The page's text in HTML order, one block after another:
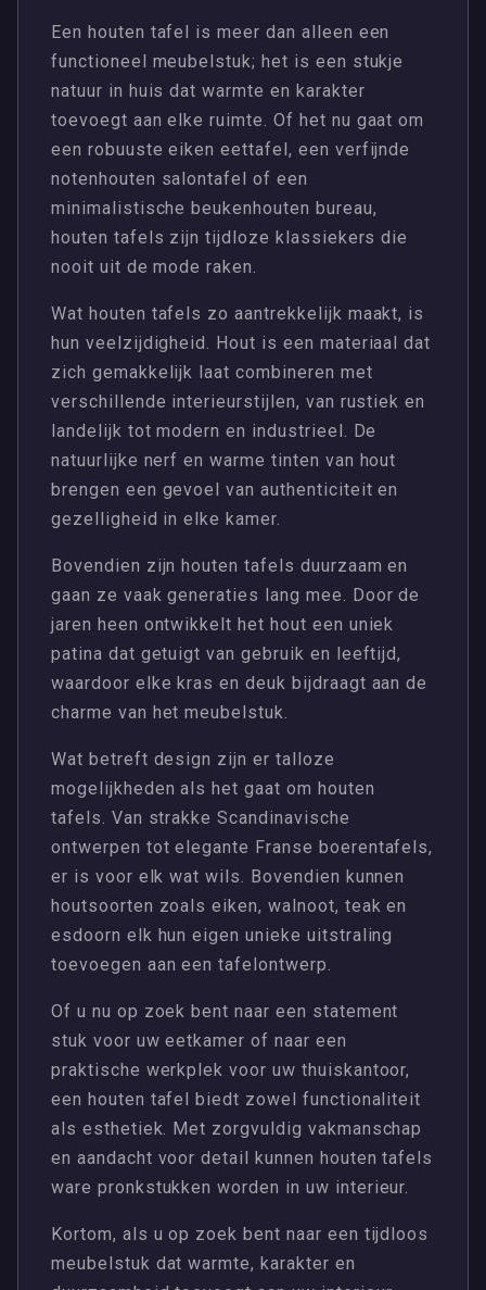
Een houten tafel is meer dan alleen een
functioneel meubelstuk; het is een stukje
natuur in huis dat warmte en karakter
toevoegt aan elke ruimte. Of het nu gaat om
een robuuste eiken eettafel, een verfijnde
notenhouten salontafel of een
minimalistische beukenhouten bureau,
houten tafels zijn tijdloze klassiekers die
nooit uit de mode raken.
Wat houten tafels zo aantrekkelijk maakt, is
hun veelzijdigheid. Hout is een materiaal dat
zich gemakkelijk laat combineren met
verschillende interieurstijlen, van rustiek en
landelijk tot modern en industrieel. De
natuurlijke nerf en warme tinten van hout
brengen een gevoel van authenticiteit en
gezelligheid in elke kamer.
Bovendien zijn houten tafels duurzaam en
gaan ze vaak generaties lang mee. Door de
jaren heen ontwikkelt het hout een uniek
patina dat getuigt van gebruik en leeftijd,
waardoor elke kras en deuk bijdraagt aan de
charme van het meubelstuk.
Wat betreft design zijn er talloze
mogelijkheden als het gaat om houten
tafels. Van strakke Scandinavische
ontwerpen tot elegante Franse boerentafels,
er is voor elk wat wils. Bovendien kunnen
houtsoorten zoals eiken, walnoot, teak en
esdoorn elk hun eigen unieke uitstraling
toevoegen aan een tafelontwerp.
Of u nu op zoek bent naar een statement
stuk voor uw eetkamer of naar een
praktische werkplek voor uw thuiskantoor,
een houten tafel biedt zowel functionaliteit
als esthetiek. Met zorgvuldig vakmanschap
en aandacht voor detail kunnen houten tafels
ware pronkstukken worden in uw interieur.
Kortom, als u op zoek bent naar een tijdloos
meubelstuk dat warmte, karakter en